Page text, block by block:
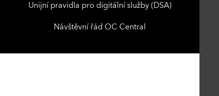
Unijní pravidla pro digitální služby (DSA)
Návštěvní řád OC Central